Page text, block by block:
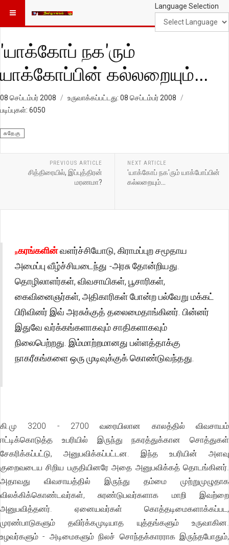
Language Selection
'யாக்கோப் நக'ரும்
யாக்கோப்பின் கல்லறையும்...
08 செப்டம்பர் 2008
உருவாக்கப்பட்டது: 08 செப்டம்பர் 2008
படிப்புகள்: 6050
சுதேகு
PREVIOUS ARTICLE
சித்திரையில், இப்புத்திரன்
மரணமா?
NEXT ARTICLE
'யாக்கோப் நக'ரும் யாக்போப்பின்
கல்லறையும்...
நகரங்களின்வளர்ச்சியோடு, கிராமப்புற சமூதாய
அமைப்பு வீழ்ச்சியடைந்து -அரசு தோன்றியது.
தொழிலாளர்கள், விவசாயிகள், பூசாரிகள்,
கைவினைஞர்கள், அதிகாரிகள் போன்ற பல்வேறு மக்கட்
பிரிவினர் இவ் அரசுக்குத் தலைமைதாங்கினர். பின்னர்
இதுவே வர்க்கங்களாகவும் சாதிகளாகவும்
நிலைபெற்றது. இம்மாற்றமானது பள்ளத்தாக்கு
நாகரீகங்களை ஒரு முடிவுக்குக் கொண்டுவந்தது.
கி.மு 3200 - 2700 வரையிலான காலத்தில் விவசாயம்
ஈட்டிக்கொடுத்த உபரியில் இருந்து நகரத்துக்கான சொத்துகள்
சேகரிக்கப்பட்டு, அனுபவிக்கப்பட்டன. இந்த உபரியின் அளவு
குறைவடைய சிறிய பகுதியினரே அதை அனுபவிக்கத் தொடங்கினர்.
அதாவது விவசாயத்தில் இருந்து தம்மை முற்றுமுழுதாக
விலக்கிக்கொண்டவர்கள், சுரண்டுபவர்களாக மாறி இவற்றை
அனுபவித்தனர். ஏனையவர்கள் கொத்தடிமைகளாக்கப்பட,
முரண்பாடுகளும் தவிர்க்கமுடியாத யுத்தங்களும் உருவாகின.
உழவர்களும் - அடிமைகளும் நிலச் சொந்தக்காரராக இருந்தபோதும்,